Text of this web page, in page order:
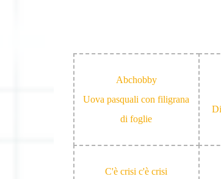
Abchobby
Uova pasquali con filigrana
di foglie
C'è crisi c'è crisi